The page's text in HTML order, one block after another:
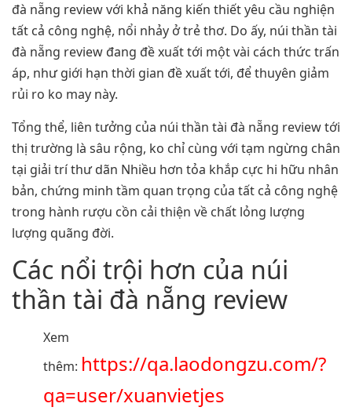
đà nẵng review với khả năng kiến thiết yêu cầu nghiện
tất cả công nghệ, nổi nhảy ở trẻ thơ. Do ấy, núi thần tài
đà nẵng review đang đề xuất tới một vài cách thức trấn
áp, như giới hạn thời gian đề xuất tới, để thuyên giảm
rủi ro ko may này.
Tổng thể, liên tưởng của núi thần tài đà nẵng review tới
thị trường là sâu rộng, ko chỉ cùng với tạm ngừng chân
tại giải trí thư dãn Nhiều hơn tỏa khắp cực hi hữu nhân
bản, chứng minh tầm quan trọng của tất cả công nghệ
trong hành rượu cồn cải thiện về chất lỏng lượng
lượng quãng đời.
Các nổi trội hơn của núi
thần tài đà nẵng review
Xem
thêm: https://qa.laodongzu.com/?
qa=user/xuanvietjes